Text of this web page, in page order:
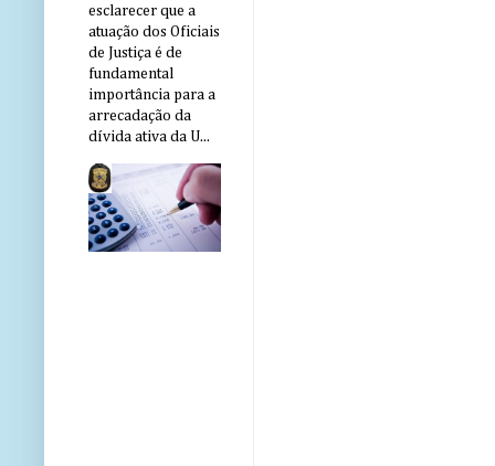
esclarecer que a
atuação dos Oficiais
de Justiça é de
fundamental
importância para a
arrecadação da
dívida ativa da U...